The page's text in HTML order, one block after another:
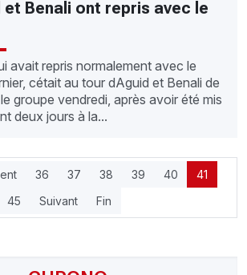
et Benali ont repris avec le
avait repris normalement avec le
cétait au tour dAguid et Benali de
groupe vendredi, après avoir été mis
deux jours à la...
36 37 38 39 40
41
45 Suivant Fin